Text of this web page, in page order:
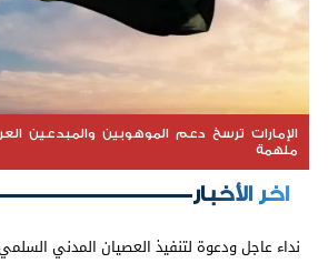
الإمارات ترسخ دعم الموهوبين والمبدعين
ملهمة
اخر الأخبار
نداء عاجل ودعوة لتنفيذ العصيان المدني